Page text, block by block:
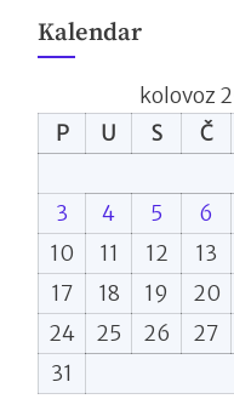
Kalendar
kolovoz
P
U S Č
3
4 5 6
10
11 12 13
17
18 19 20
24
25 26 27
31